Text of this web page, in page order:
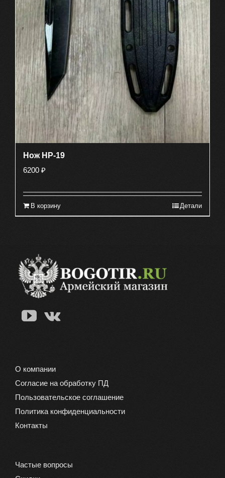
Нож HP-19
6200 ₽
В корзину Детали
О компании
Согласие на обработку ПД
Пользовательское соглашение
Политика конфиденциальности
Контакты
Частые вопросы